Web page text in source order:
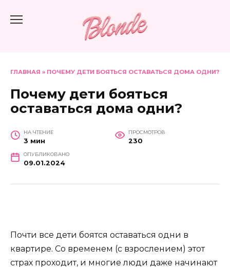
ГЛАВНАЯ » ПОЧЕМУ ДЕТИ БОЯТЬСЯ ОСТАВАТЬСЯ ДОМА ОДНИ?
Почему дети бояться
оставаться дома одни?
НА ЧТЕНИЕ
3 мин
ПРОСМОТРОВ
230
ОПУБЛИКОВАНО
09.01.2024
Почти все дети боятся оставаться одни в
квартире. Со временем (с взрослением) этот
страх проходит, и многие люди даже начинают